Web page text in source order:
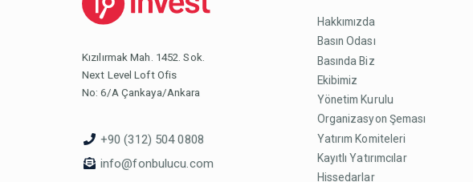
Kızılırmak Mah. 1452. Sok.
Next Level Loft Ofis
No: 6/A Çankaya/Ankara
+90 (312) 504 0808
info@fonbulucu.com
Hakkımızda
Basın Odası
Basında Biz
Ekibimiz
Yönetim Kurulu
Organizasyon Şeması
Yatırım Komiteleri
Kayıtlı Yatırımcılar
Hissedarlar